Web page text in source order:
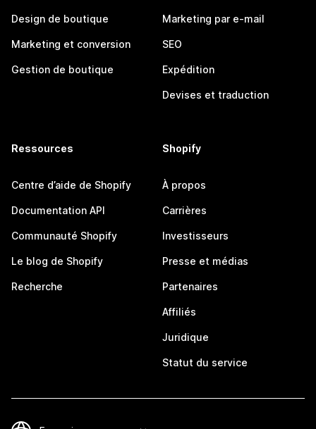
Design de boutique
Marketing et conversion
Gestion de boutique
Marketing par e-mail
SEO
Expédition
Devises et traduction
Ressources
Centre d’aide de Shopify
Documentation API
Communauté Shopify
Le blog de Shopify
Recherche
Shopify
À propos
Carrières
Investisseurs
Presse et médias
Partenaires
Affiliés
Juridique
Statut du service